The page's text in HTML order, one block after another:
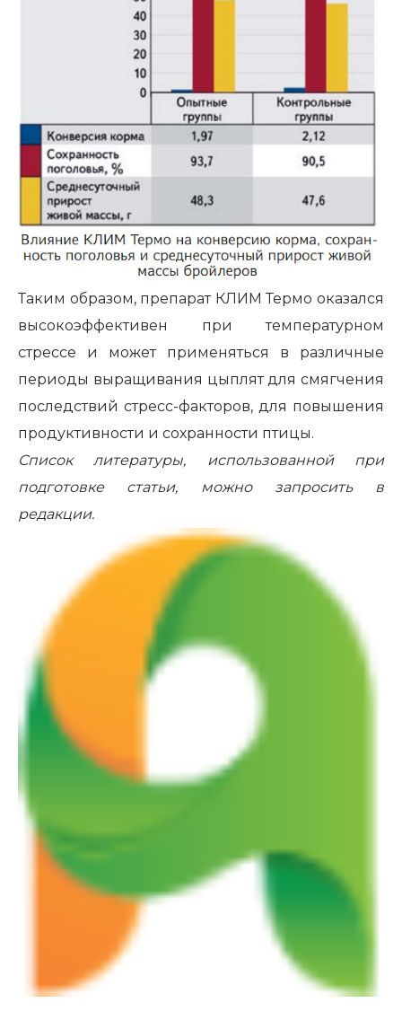
Таким образом, препарат КЛИМ Термо оказался
высокоэффективен при температурном
стрессе и может применяться в различные
периоды выращивания цыплят для смягчения
последствий стресс-факторов, для повышения
продуктивности и сохранности птицы.
Список литературы, использованной при
подготовке статьи, можно запросить в
редакции.